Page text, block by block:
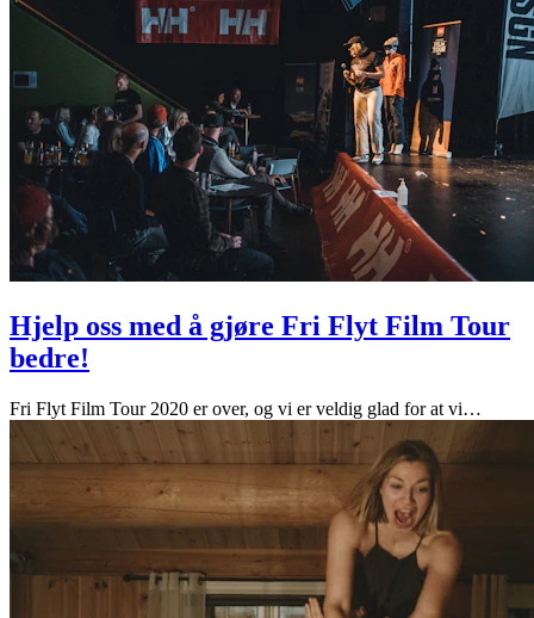
Hjelp oss med å gjøre Fri Flyt Film Tour
bedre!
Fri Flyt Film Tour 2020 er over, og vi er veldig glad for at vi…